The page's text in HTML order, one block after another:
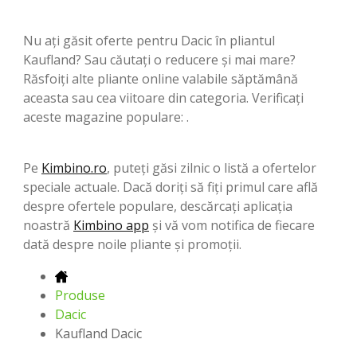
Nu ați găsit oferte pentru Dacic în pliantul
Kaufland? Sau căutați o reducere și mai mare?
Răsfoiți alte pliante online valabile săptămână
aceasta sau cea viitoare din categoria. Verificați
aceste magazine populare: .
Pe Kimbino.ro, puteți găsi zilnic o listă a ofertelor
speciale actuale. Dacă doriți să fiți primul care află
despre ofertele populare, descărcați aplicația
noastră Kimbino app și vă vom notifica de fiecare
dată despre noile pliante și promoții.
Produse
Dacic
Kaufland Dacic